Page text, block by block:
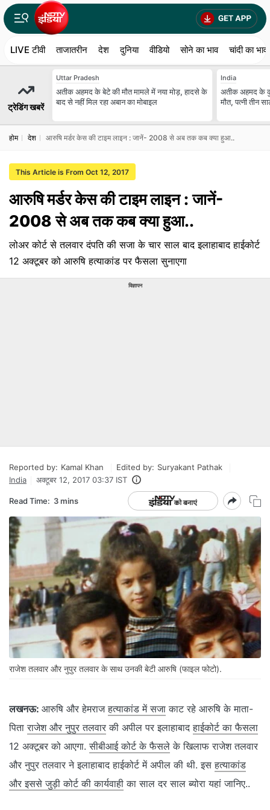
LIVE टीवी ताजातरीन देश दुनिया वीडियो सोने का भाव चांदी का भाव
ट्रेडिंग खबरें
Uttar Pradesh
अतीक अहमद के बेटे की मौत मामले में नया मोड़, हादसे के
बाद से नहीं मिल रहा अबान का मोबाइल
India
अतीक अहमद के
मौत, पत्नी तीन
होम देश आरुषि मर्डर केस की टाइम लाइन : जानें- 2008 से अब तक कब क्या हुआ..
This Article is From Oct 12, 2017
आरुषि मर्डर केस की टाइम लाइन : जानें-
2008 से अब तक कब क्या हुआ..
लोअर कोर्ट से तलवार दंपति की सजा के चार साल बाद इलाहाबाद हाईकोर्ट
12 अक्टूबर को आरुषि हत्याकांड पर फैसला सुनाएगा
विज्ञापन
Reported by: Kamal Khan Edited by: Suryakant Pathak
India
अक्टूबर 12, 2017 03:37 IST
Read Time: 3 mins
राजेश तलवार और नुपुर तलवार के साथ उनकी बेटी आरुषि (फाइल फोटो).
लखनऊ: आरुषि और हेमराजहत्याकांड में सजा काट रहे आरुषि के माता-
पिताराजेश और नुपुर तलवार की अपील पर इलाहाबादहाईकोर्ट का फैसला
12 अक्टूबर को आएगा.सीबीआई कोर्ट के फैसले के खिलाफ राजेश तलवार
और नुपुर तलवार ने इलाहाबाद हाईकोर्ट में अपील की थी. इसहत्याकांड
और इससे जुड़ी कोर्ट की कार्यवाही का साल दर साल ब्योरा यहां जानिए..